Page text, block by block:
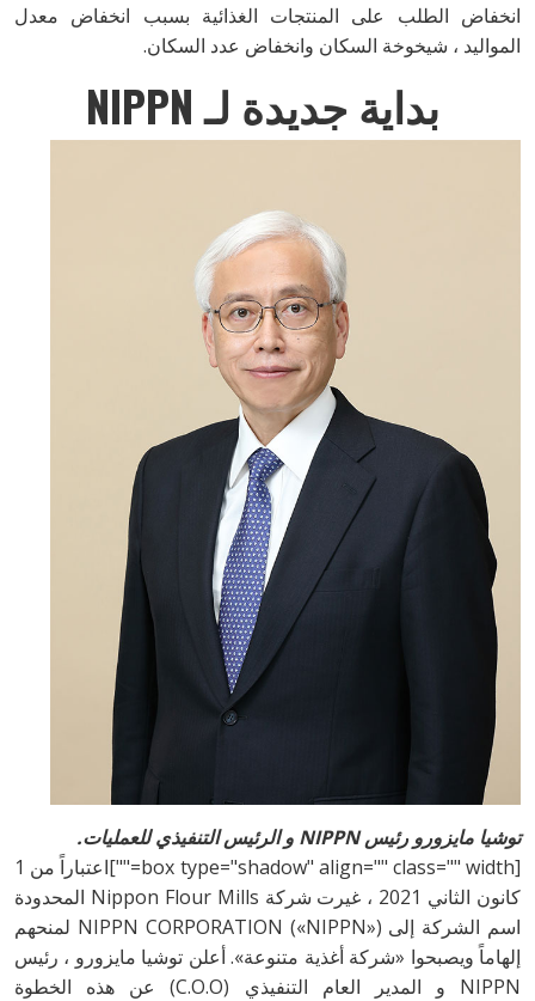
انخفاض الطلب على المنتجات الغذائية بسبب انخفاض معدل
المواليد ، شيخوخة السكان وانخفاض عدد السكان.
بداية جديدة لـ NIPPN
توشيا مايزورو رئيس NIPPN و الرئيس التنفيذي للعمليات.
[box type="shadow" align="" class="" width=""]اعتباراً من 1
كانون الثاني 2021 ، غيرت شركة Nippon Flour Mills المحدودة
اسم الشركة إلى NIPPN CORPORATION («NIPPN») لمنحهم
إلهاماً ويصبحوا «شركة أغذية متنوعة». أعلن توشيا مايزورو ، رئيس
NIPPN و المدير العام التنفيذي (C.O.O) عن هذه الخطوة